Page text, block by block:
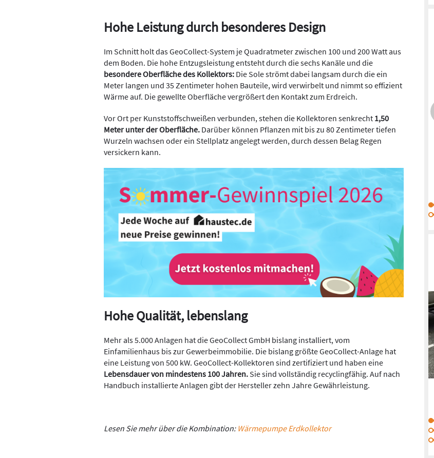
Hohe Leistung durch besonderes Design
Im Schnitt holt das GeoCollect-System je Quadratmeter zwischen 100 und 200 Watt aus
dem Boden. Die hohe Entzugsleistung entsteht durch die sechs Kanäle und die
besondere Oberfläche des Kollektors: Die Sole strömt dabei langsam durch die ein
Meter langen und 35 Zentimeter hohen Bauteile, wird verwirbelt und nimmt so effizient
Wärme auf. Die gewellte Oberfläche vergrößert den Kontakt zum Erdreich.
Vor Ort per Kunststoffschweißen verbunden, stehen die Kollektoren senkrecht 1,50
Meter unter der Oberfläche. Darüber können Pflanzen mit bis zu 80 Zentimeter tiefen
Wurzeln wachsen oder ein Stellplatz angelegt werden, durch dessen Belag Regen
versickern kann.
Hohe Qualität, lebenslang
Mehr als 5.000 Anlagen hat die GeoCollect GmbH bislang installiert, vom
Einfamilienhaus bis zur Gewerbeimmobilie. Die bislang größte GeoCollect-Anlage hat
eine Leistung von 500 kW. GeoCollect-Kollektoren sind zertifiziert und haben eine
Lebensdauer von mindestens 100 Jahren. Sie sind vollständig recyclingfähig. Auf nach
Handbuch installierte Anlagen gibt der Hersteller zehn Jahre Gewährleistung.
Lesen Sie mehr über die Kombination: Wärmepumpe Erdkollektor